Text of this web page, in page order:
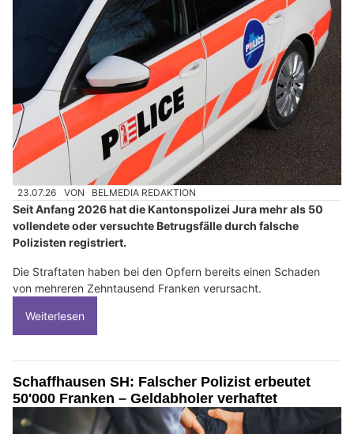
23.07.26 VON BELMEDIA REDAKTION
Seit Anfang 2026 hat die Kantonspolizei Jura mehr als 50
vollendete oder versuchte Betrugsfälle durch falsche
Polizisten registriert.
Die Straftaten haben bei den Opfern bereits einen Schaden
von mehreren Zehntausend Franken verursacht.
Weiterlesen
Schaffhausen SH: Falscher Polizist erbeutet
50'000 Franken – Geldabholer verhaftet